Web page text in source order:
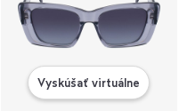
Vyskúšať virtuálne